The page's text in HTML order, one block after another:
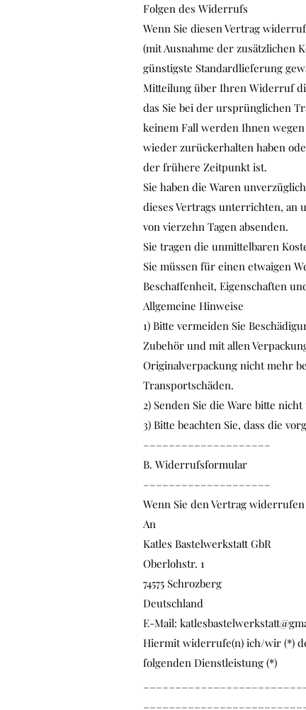
Folgen des Widerrufs
Wenn Sie diesen Vertrag
(mit Ausnahme der zusätzlichen
günstigste Standardlieferung
Mitteilung über Ihren Widerruf
das Sie bei der ursprünglichen
keinem Fall werden Ihnen
wieder zurückerhalten haben
der frühere Zeitpunkt ist.
Sie haben die Waren
dieses Vertrags unterrichten, an
von vierzehn Tagen absenden.
Sie tragen die unmittelbaren
Sie müssen für einen etwaigen
Beschaffenheit, Eigenschaften
Allgemeine Hinweise
1) Bitte vermeiden Sie
Zubehör und mit allen
Originalverpackung nicht mehr
Transportschäden.
2) Senden Sie die Ware bitte
3) Bitte beachten Sie, dass die
––––––––––––––––––––
B. Widerrufsformular
––––––––––––––––––––
Wenn Sie den Vertrag
An
Katles Bastelwerkstatt GbR
Oberlohstr. 1
74575 Schrozberg
Deutschland
E-Mail:
Hiermit widerrufe(n) ich/wir (*)
folgenden Dienstleistung (*)